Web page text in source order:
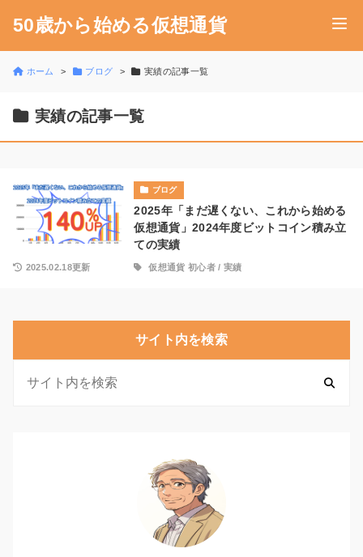
50歳から始める仮想通貨
ホーム ブログ 実績の記事一覧
実績の記事一覧
ブログ
2025年「まだ遅くない、これから始める
仮想通貨」2024年度ビットコイン積み立
ての実績
2025.02.18更新 仮想通貨 初心者/ 実績
サイト内を検索